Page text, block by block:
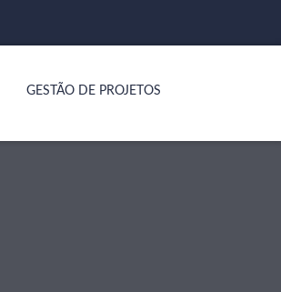
GESTÃO DE PROJETOS